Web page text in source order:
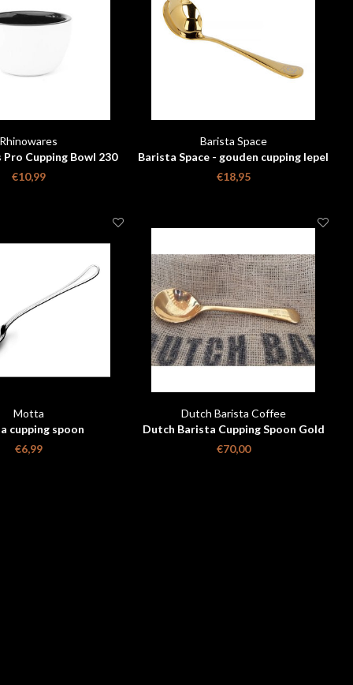
Rhinowares
Cupping Bowl 230
ml
€10,99
Barista Space
Barista Space - gouden cupping lepel
met reistasje
€18,95
Motta
cupping spoon
€6,99
Dutch Barista Coffee
Dutch Barista Cupping Spoon Gold
Plated Limited Edition
€70,00